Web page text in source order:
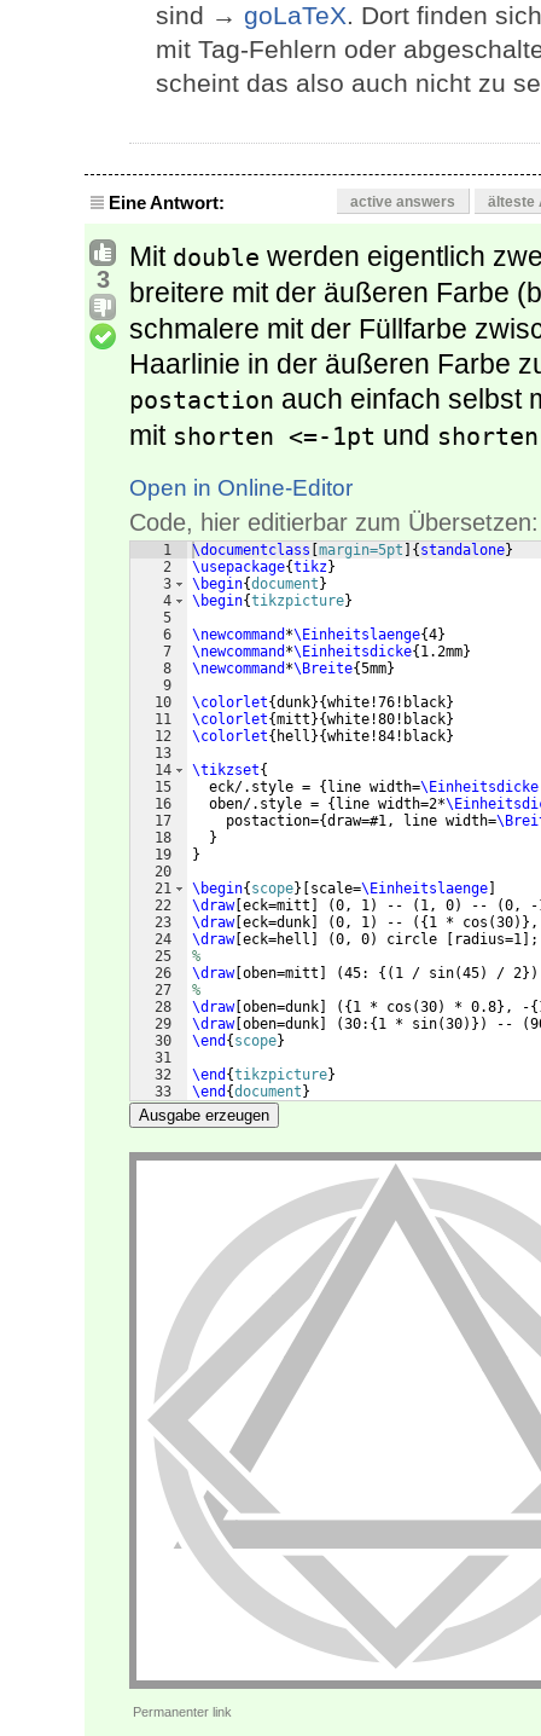
sind → goLaTeX. Dort finden
mit Tag-Fehlern oder
scheint das also auch nicht zu
Eine Antwort: active answers älteste
3
Mit double werden eigentlich
breitere mit der äußeren Farbe
schmalere mit der Füllfarbe
Haarlinie in der äußeren Farbe
postaction auch einfach selbst
mit shorten <=-1pt und
Open in Online-Editor
Code, hier editierbar zum Übersetzen:
1
2
3
4
5
6
7
8
9
10
11
12
13
14
15
16
17
18
19
20
21
22
23
24
25
26
27
28
29
30
31
32
33
\documentclass margin=5pt { standalone}
\usepackage{tikz}
\begin{document }
\begin{tikzpicture}
\newcommand *\Einheitslaenge{4}
\newcommand *\Einheitsdicke{ 1.2mm}
\newcommand *\Breite{5mm}
\colorlet{dunk}{white!76!black}
\colorlet{mitt }{white!80!black}
\colorlet{ hell }{white!84!black}
\tikzset{
  eck/.style =
{ line width=\Einheitsdicke
  oben/.style =
{ line width=2*
    postaction=
{draw=#1, line width=
}
}
\begin{ scope} scale=\Einheitslaenge
\draw[ eck=mitt (0, 1) -- ( 1, 0) -- (0, -
\draw[ eck=dunk (0, 1) -- ({ 1 * cos (30)}
\draw[ eck=hell (0, 0) circle radius=1
;
%
\draw[ oben=mitt (45: {( 1 / sin(45) / 2})
%
\draw[ oben=dunk ({ 1 * cos (30) * 0.8} , -{
\draw[ oben=dunk (30: { 1 * sin(30)}) -- (
\end { scope}
\end {tikzpicture}
\end {document }
Ausgabe erzeugen
Permanenter link